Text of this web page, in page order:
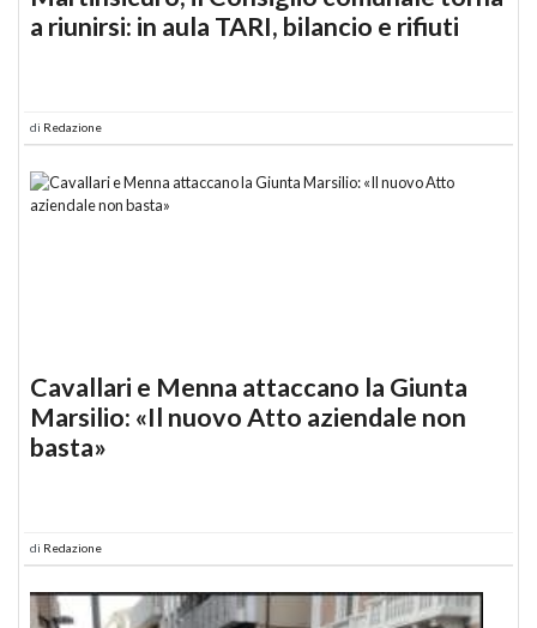
a riunirsi: in aula TARI, bilancio e rifiuti
di Redazione
Cavallari e Menna attaccano la Giunta
Marsilio: «Il nuovo Atto aziendale non
basta»
di Redazione